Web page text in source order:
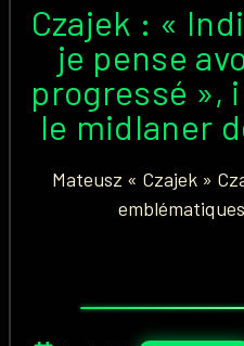
Czajek : «
je pense
progressé »,
le midlaner
Mateusz « Czajek »